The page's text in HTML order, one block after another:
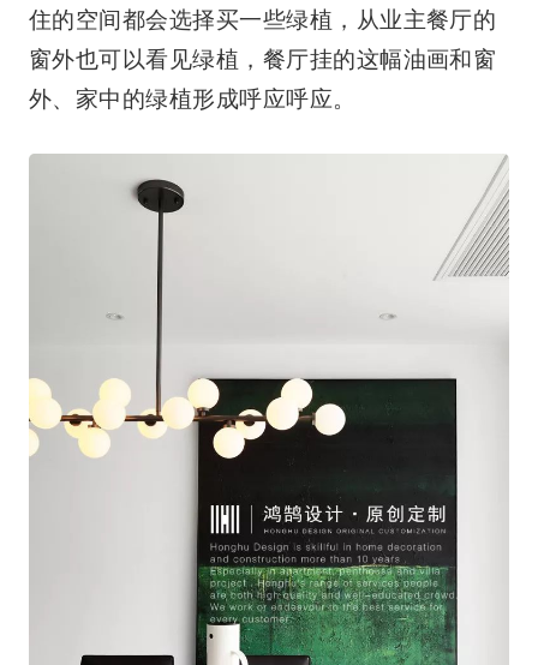
住的空间都会选择买一些绿植，从业主餐厅的
窗外也可以看见绿植，餐厅挂的这幅油画和窗
外、家中的绿植形成呼应呼应。